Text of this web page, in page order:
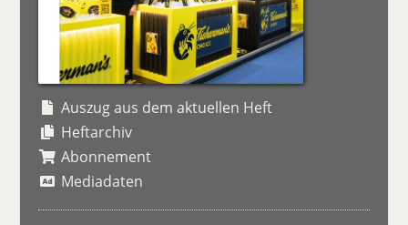
Auszug aus dem aktuellen Heft
Heftarchiv
Abonnement
Mediadaten